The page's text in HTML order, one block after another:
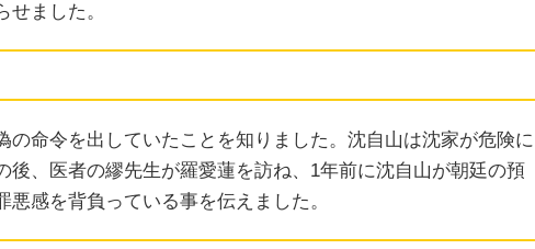
ました。
命令を出していたことを知りました。沈自山は沈家が危険に
後、医者の繆先生が羅愛蓮を訪ね、1年前に沈自山が朝廷の預
感を背負っている事を伝えました。